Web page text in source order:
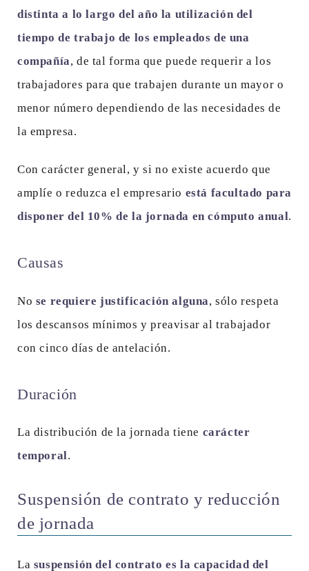
distinta a lo largo del año la utilización del
tiempo de trabajo de los empleados de una
compañía, de tal forma que puede requerir a los
trabajadores para que trabajen durante un mayor o
menor número dependiendo de las necesidades de
la empresa.
Con carácter general, y si no existe acuerdo que
amplíe o reduzca el empresario está facultado para
disponer del 10% de la jornada en cómputo anual.
Causas
No se requiere justificación alguna, sólo respeta
los descansos mínimos y preavisar al trabajador
con cinco días de antelación.
Duración
La distribución de la jornada tiene carácter
temporal.
Suspensión de contrato y reducción
de jornada
La suspensión del contrato es la capacidad del